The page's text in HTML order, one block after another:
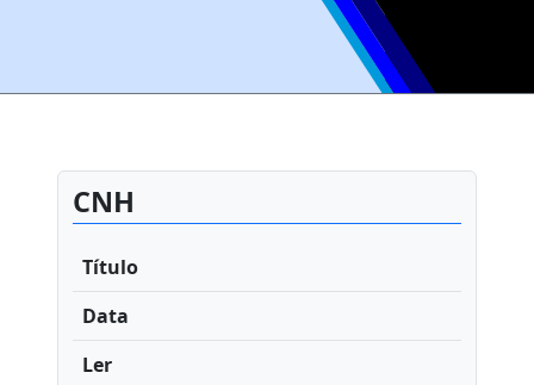
CNH
Título
Data
Ler